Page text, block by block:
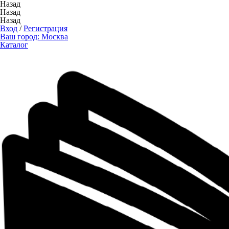
Назад
Назад
Назад
Вход /Регистрация
Ваш город: Москва
Каталог